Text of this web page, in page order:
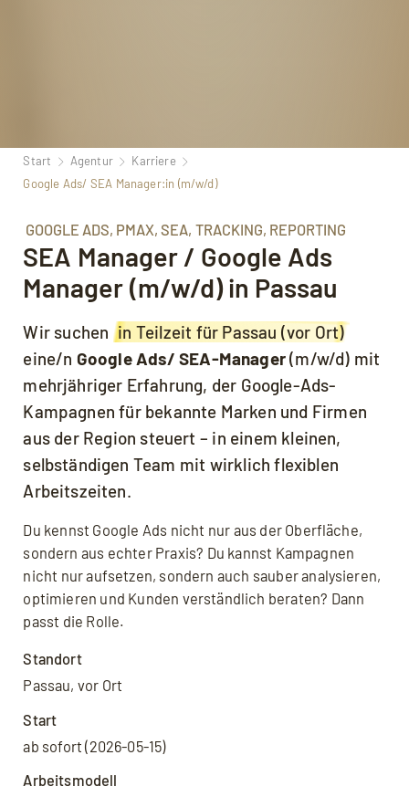
Start Agentur
Karriere
Google Ads/ SEA Manager:in (m/w/d)
GOOGLE ADS, PMAX, SEA, TRACKING, REPORTING
SEA Manager / Google Ads
Manager (m/w/d) in Passau
Wir suchen in Teilzeit für Passau (vor Ort)
eine/n Google Ads/ SEA-Manager(m/w/d) mit
mehrjähriger Erfahrung, der Google-Ads-
Kampagnen für bekannte Marken und Firmen
aus der Region steuert – in einem kleinen,
selbständigen Team mit wirklich flexiblen
Arbeitszeiten.
Du kennst Google Ads nicht nur aus der Oberfläche,
sondern aus echter Praxis? Du kannst Kampagnen
nicht nur aufsetzen, sondern auch sauber analysieren,
optimieren und Kunden verständlich beraten? Dann
passt die Rolle.
Standort
Passau, vor Ort
Start
ab sofort (2026-05-15)
Arbeitsmodell